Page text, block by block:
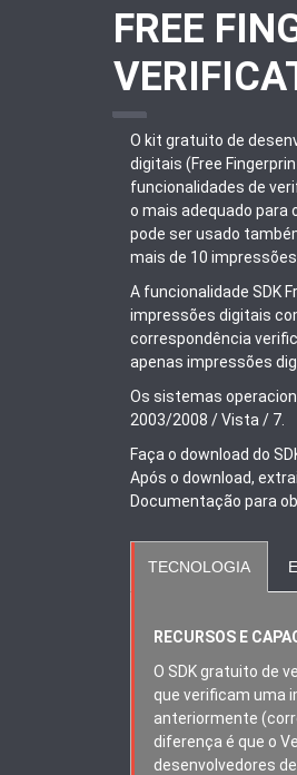
FREE
O kit gratuito de
digitais (Free
funcionalidades de
o mais adequado para
pode ser usado
mais de 10
A funcionalidade SDK
impressões digitais
correspondência
apenas impressões
Os sistemas
2003/2008 / Vista / 7.
Faça o download do
Após o download,
Documentação para
TECNOLOGIA
RECURSOS E
O SDK gratuito de
que verificam uma
anteriormente
diferença é que o
desenvolvedores